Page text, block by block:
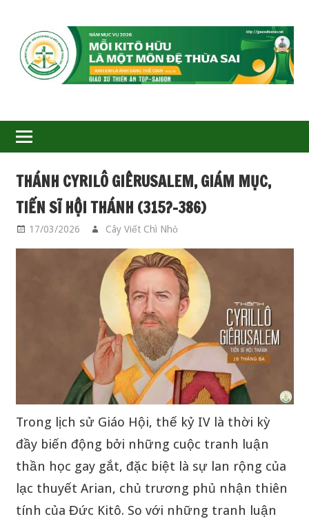
GIÁO
XỨ
THIÊN
ÂN-
TGP
SAIGON
THÁNH CYRILÔ GIÊRUSALEM, GIÁM MỤC,
TIẾN SĨ HỘI THÁNH (315?–386)
17/03/2026 Cây Viết Chì Nhỏ
Trong lịch sử Giáo Hội, thế kỷ IV là thời kỳ
đầy biến động bởi những cuộc tranh luận
thần học gay gắt, đặc biệt là sự lan rộng của
lạc thuyết Arian, chủ trương phủ nhận thiên
tính của Đức Kitô. So với những tranh luận